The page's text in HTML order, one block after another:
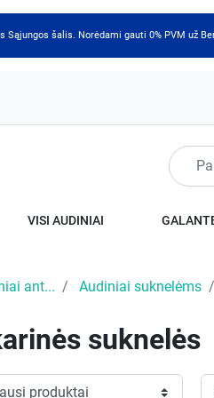
Sąjungos šalis. Norėdami gauti 0% PVM už
VISI AUDINIAI
ant... Audiniai suknelėms
suknelės